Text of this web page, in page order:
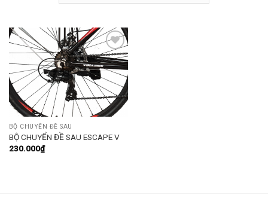
Add to
wishlist
BỘ CHUYỂN ĐỀ SAU
BỘ CHUYỂN ĐỀ SAU ESCAPE V
230.000₫